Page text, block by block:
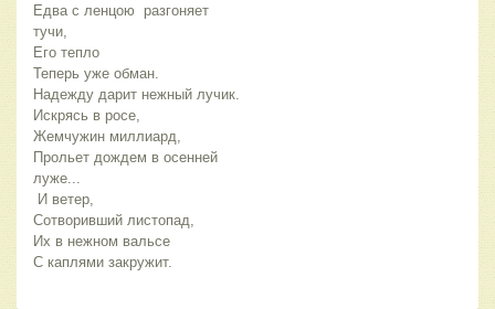
Едва с ленцою  разгоняет
тучи,
Его тепло
Теперь уже обман.
Надежду дарит нежный лучик.
Искрясь в росе,
Жемчужин миллиард,
Прольет дождем в осенней
луже...
И ветер,
Сотворивший листопад,
Их в нежном вальсе
С каплями закружит.